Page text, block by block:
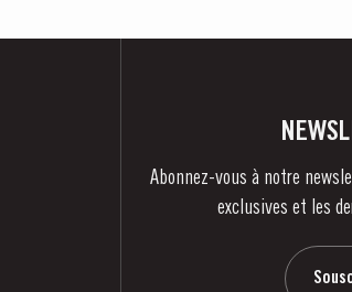
Abonnez-vous à notre
exclusives et les